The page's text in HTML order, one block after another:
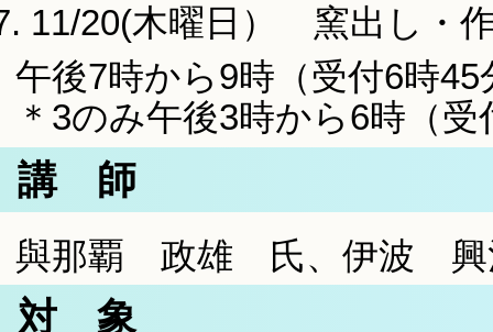
11/20(木曜日） 窯出し・
午後7時から9時（受付6時45
＊3のみ午後3時から6時（受
講 師
與那覇 政雄 氏、伊波 興
対 象